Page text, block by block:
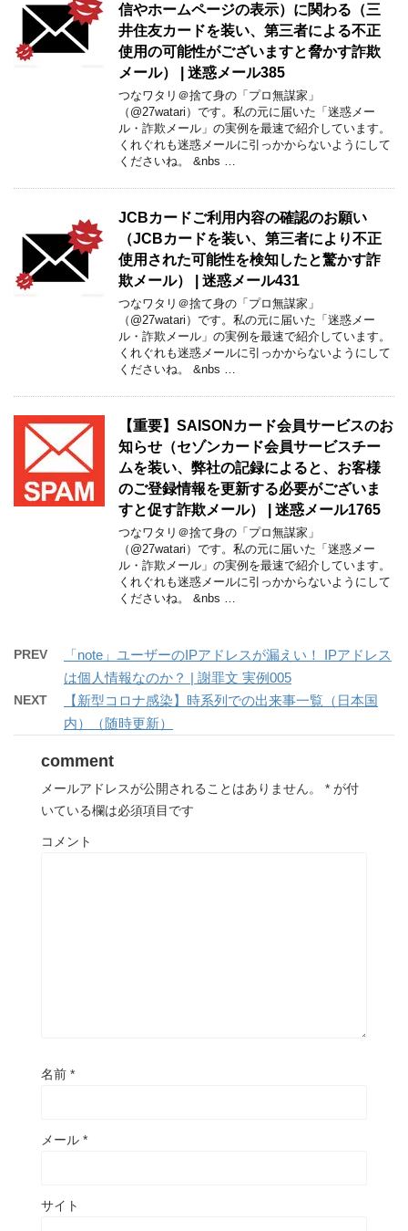
信やホームページの表示）に関わる（三
井住友カードを装い、第三者による不正
使用の可能性がございますと脅かす詐欺
メール） | 迷惑メール385
つなワタリ＠捨て身の「プロ無謀家」
（@27watari）です。私の元に届いた「迷惑メー
ル・詐欺メール」の実例を最速で紹介しています。
くれぐれも迷惑メールに引っかからないようにして
くださいね。 &nbs …
JCBカードご利用内容の確認のお願い
（JCBカードを装い、第三者により不正
使用された可能性を検知したと驚かす詐
欺メール） | 迷惑メール431
つなワタリ＠捨て身の「プロ無謀家」
（@27watari）です。私の元に届いた「迷惑メー
ル・詐欺メール」の実例を最速で紹介しています。
くれぐれも迷惑メールに引っかからないようにして
くださいね。 &nbs …
【重要】SAISONカード会員サービスのお
知らせ（セゾンカード会員サービスチー
ムを装い、弊社の記録によると、お客様
のご登録情報を更新する必要がございま
すと促す詐欺メール） | 迷惑メール1765
つなワタリ＠捨て身の「プロ無謀家」
（@27watari）です。私の元に届いた「迷惑メー
ル・詐欺メール」の実例を最速で紹介しています。
くれぐれも迷惑メールに引っかからないようにして
くださいね。 &nbs …
PREV
「note」ユーザーのIPアドレスが漏えい！ IPアドレス
は個人情報なのか？ | 謝罪文 実例005
NEXT
【新型コロナ感染】時系列での出来事一覧（日本国
内）（随時更新）
comment
メールアドレスが公開されることはありません。 * が付
いている欄は必須項目です
コメント
名前 *
メール *
サイト